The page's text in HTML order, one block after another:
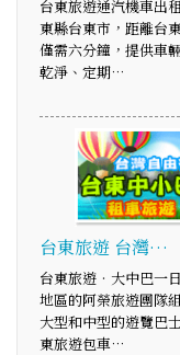
台東旅遊通汽機車出
東縣台東市，距離台
僅需六分鐘，提供車
乾淨、定期…
台東旅遊 台灣…
台東旅遊‧大中巴一
地區的阿榮旅遊團隊
大型和中型的遊覽巴
東旅遊包車…